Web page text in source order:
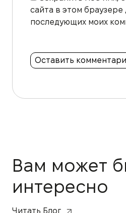
сайта в этом браузере
последующих моих
Вам может
интересно
Читать Блог